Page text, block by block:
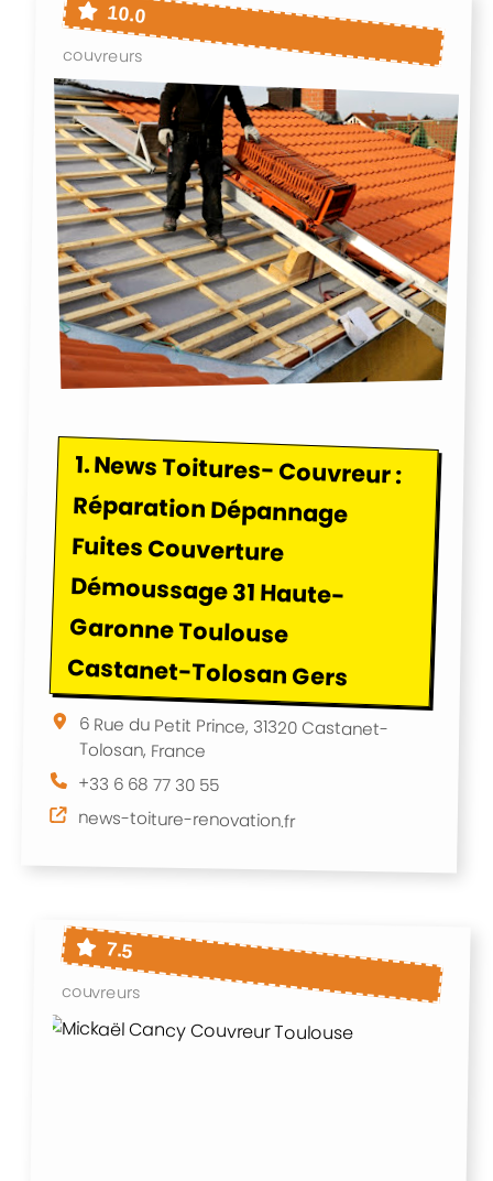
10.0
couvreurs
1.News Toitures- Couvreur :
Réparation Dépannage
Fuites Couverture
Démoussage 31 Haute-
Garonne Toulouse
Castanet-Tolosan Gers
6 Rue du Petit Prince, 31320 Castanet-
Tolosan, France
+33 6 68 77 30 55
news-toiture-renovation.fr
7.5
couvreurs